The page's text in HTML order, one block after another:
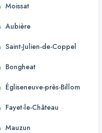
Moissat
Aubière
Saint-Julien-de-Coppel
Bongheat
Égliseneuve-près-Billom
Fayet-le-Château
Mauzun